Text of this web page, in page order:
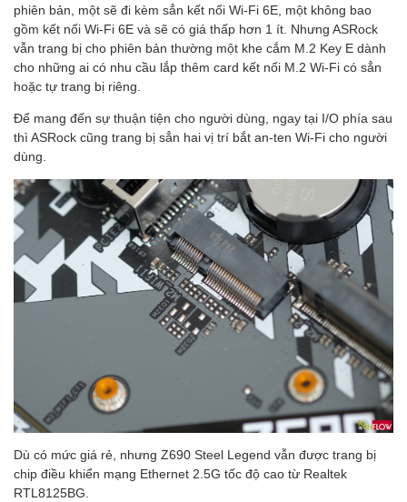
phiên bản, một sẽ đi kèm sẳn kết nối Wi-Fi 6E, một không bao
gồm kết nối Wi-Fi 6E và sẽ có giá thấp hơn 1 ít. Nhưng ASRock
vẫn trang bị cho phiên bản thường một khe cắm M.2 Key E dành
cho những ai có nhu cầu lắp thêm card kết nối M.2 Wi-Fi có sẳn
hoặc tự trang bị riêng.
Để mang đến sự thuận tiện cho người dùng, ngay tại I/O phía sau
thì ASRock cũng trang bị sẳn hai vị trí bắt an-ten Wi-Fi cho người
dùng.
Dù có mức giá rẻ, nhưng Z690 Steel Legend vẫn được trang bị
chip điều khiển mạng Ethernet 2.5G tốc độ cao từ Realtek
RTL8125BG.